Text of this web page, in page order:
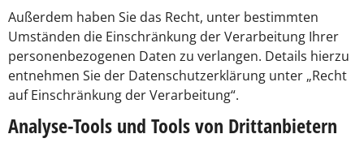
Außerdem haben Sie das Recht, unter bestimmten
Umständen die Einschränkung der Verarbeitung Ihrer
personenbezogenen Daten zu verlangen. Details hierzu
entnehmen Sie der Datenschutzerklärung unter „Recht
auf Einschränkung der Verarbeitung“.
Analyse-Tools und Tools von Drittanbietern